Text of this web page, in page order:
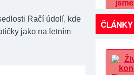
Račí údolí, kde
jako na letním
ČLÁNKY